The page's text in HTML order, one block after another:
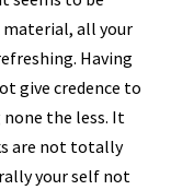
material, all your
Having
give credence to
the less. It
are not totally
your self not